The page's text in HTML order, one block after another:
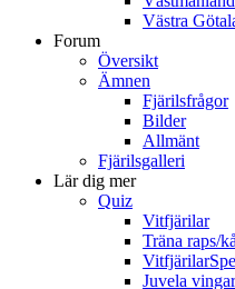
Västra
Forum
Översikt
Ämnen
Fjärilsfrågor
Bilder
Allmänt
Fjärilsgalleri
Lär dig mer
Quiz
Vitfjärilar
Träna raps/
Juvela vingar